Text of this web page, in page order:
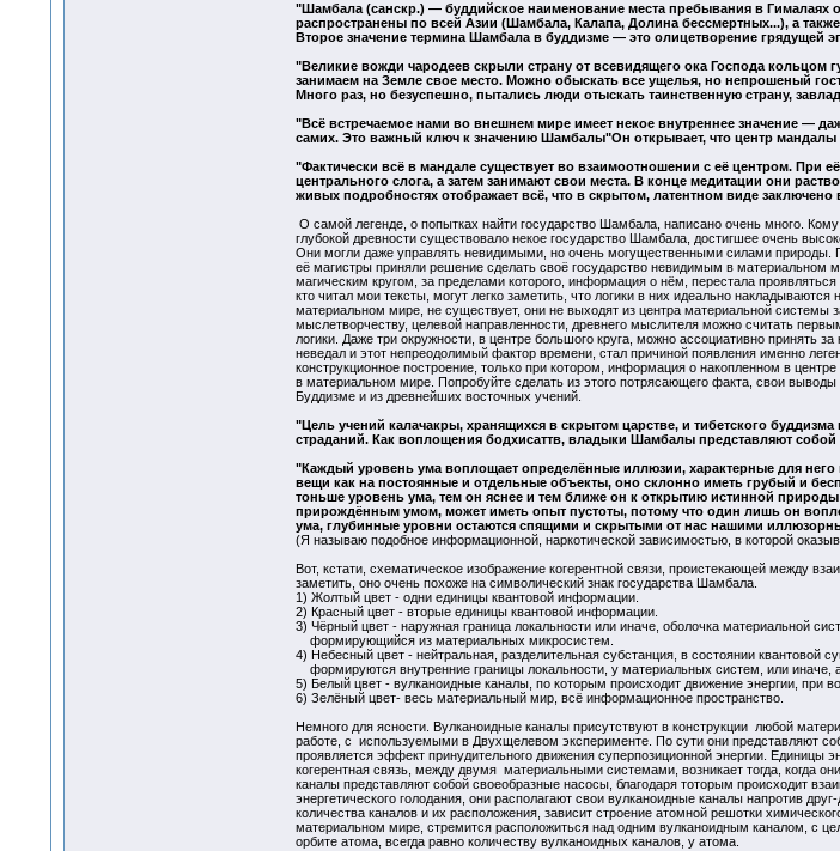
"Шамбала (санскр.) — буддийское наименование места пребывания в Гималаях
распространены по всей Азии (Шамбала, Калапа, Долина бессмертных...), а
Второе значение термина Шамбала в буддизме — это олицетворение грядущей
"Великие вожди чародеев скрыли страну от всевидящего ока Господа кольцом
занимаем на Земле свое место. Можно обыскать все ущелья, но непрошеный
Много раз, но безуспешно, пытались люди отыскать таинственную страну,
"Всё встречаемое нами во внешнем мире имеет некое внутреннее значение —
самих. Это важный ключ к значению Шамбалы"Он открывает, что центр
"Фактически всё в мандале существует во взаимоотношении с её центром. При
центрального слога, а затем занимают свои места. В конце медитации они
живых подробностях отображает всё, что в скрытом, латентном виде заключено
О самой легенде, о попытках найти государство Шамбала, написано очень много.
глубокой древности существовало некое государство Шамбала, достигшее очень
Они могли даже управлять невидимыми, но очень могущественными силами природы.
её магистры приняли решение сделать своё государство невидимым в материальном
магическим кругом, за пределами которого, информация о нём, перестала
кто читал мои тексты, могут легко заметить, что логики в них идеально
материальном мире, не существует, они не выходят из центра материальной системы
мыслетворчеству, целевой направленности, древнего мыслителя можно считать
логики. Даже три окружности, в центре большого круга, можно ассоциативно принять
неведал и этот непреодолимый фактор времени, стал причиной появления именно
конструкционное построение, только при котором, информация о накопленном в
в материальном мире. Попробуйте сделать из этого потрясающего факта, свои
Буддизме и из древнейших восточных учений.
"Цель учений калачакры, хранящихся в скрытом царстве, и тибетского
страданий. Как воплощения бодхисаттв, владыки Шамбалы представляют
"Каждый уровень ума воплощает определённые иллюзии, характерные для него
вещи как на постоянные и отдельные объекты, оно склонно иметь грубый и
тоньше уровень ума, тем он яснее и тем ближе он к открытию истинной
прирождённым умом, может иметь опыт пустоты, потому что один лишь он
ума, глубинные уровни остаются спящими и скрытыми от нас нашими
(Я называю подобное информационной, наркотической зависимостью, в которой
Вот, кстати, схематическое изображение когерентной связи, проистекающей между
заметить, оно очень похоже на символический знак государства Шамбала.
1) Жолтый цвет - одни единицы квантовой информации.
2) Красный цвет - вторые единицы квантовой информации.
3) Чёрный цвет - наружная граница локальности или иначе, оболочка материальной
формирующийся из материальных микросистем.
4) Небесный цвет - нейтральная, разделительная субстанция, в состоянии квантовой
формируются внутренние границы локальности, у материальных систем, или иначе,
5) Белый цвет - вулканоидные каналы, по которым происходит движение энергии, при
6) Зелёный цвет- весь материальный мир, всё информационное пространство.
Немного для ясности. Вулканоидные каналы присутствуют в конструкции любой
работе, с используемыми в Двухщелевом эксперименте. По сути они представляют
проявляется эффект принудительного движения суперпозиционной энергии. Единицы
когерентная связь, между двумя материальными системами, возникает тогда, когда
каналы представляют собой своеобразные насосы, благодаря тоторым происходит
энергетического голодания, они располагают свои вулканоидные каналы напротив
количества каналов и их расположения, зависит строение атомной решотки
материальном мире, стремится расположиться над одним вулканоидным каналом, с
орбите атома, всегда равно количеству вулканоидных каналов, у атома.